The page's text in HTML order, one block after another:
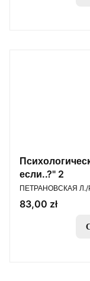
если..?" 2
ПРОИЗВОДИТЕЛЬ
ПЕТРАНОВСКАЯ Л./
Цена
83,00 zł